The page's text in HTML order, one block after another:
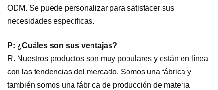
ODM. Se puede personalizar para satisfacer sus
necesidades específicas.
P: ¿Cuáles son sus ventajas?
R. Nuestros productos son muy populares y están en línea
con las tendencias del mercado. Somos una fábrica y
también somos una fábrica de producción de materia